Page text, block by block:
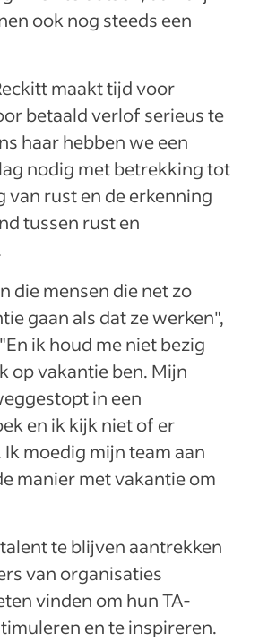
ook nog steeds een
maakt tijd voor
betaald verlof serieus te
haar hebben we een
nodig met betrekking tot
van rust en de erkenning
tussen rust en
die mensen die net zo
gaan als dat ze werken",
ik houd me niet bezig
op vakantie ben. Mijn
in een
en ik kijk niet of er
moedig mijn team aan
manier met vakantie om
te blijven aantrekken
van organisaties
vinden om hun TA-
en te inspireren.